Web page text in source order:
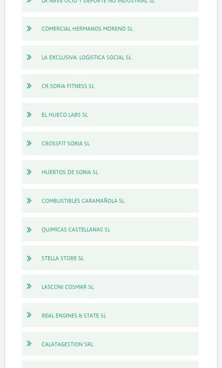
COMERCIAL HERMANOS MORENO SL
LA EXCLUSIVA. LOGISTICA SOCIAL SL
CR SORIA FITNESS SL
EL HUECO LABS SL
CROSSFIT SORIA SL
HUERTOS DE SORIA SL
COMBUSTIBLES CARAMAÑOLA SL
QUIMICAS CASTELLANAS SL
STELLA STORE SL
LASCONI COSMAR SL
REAL ENGINES & STATE SL
CALATAGESTION SRL